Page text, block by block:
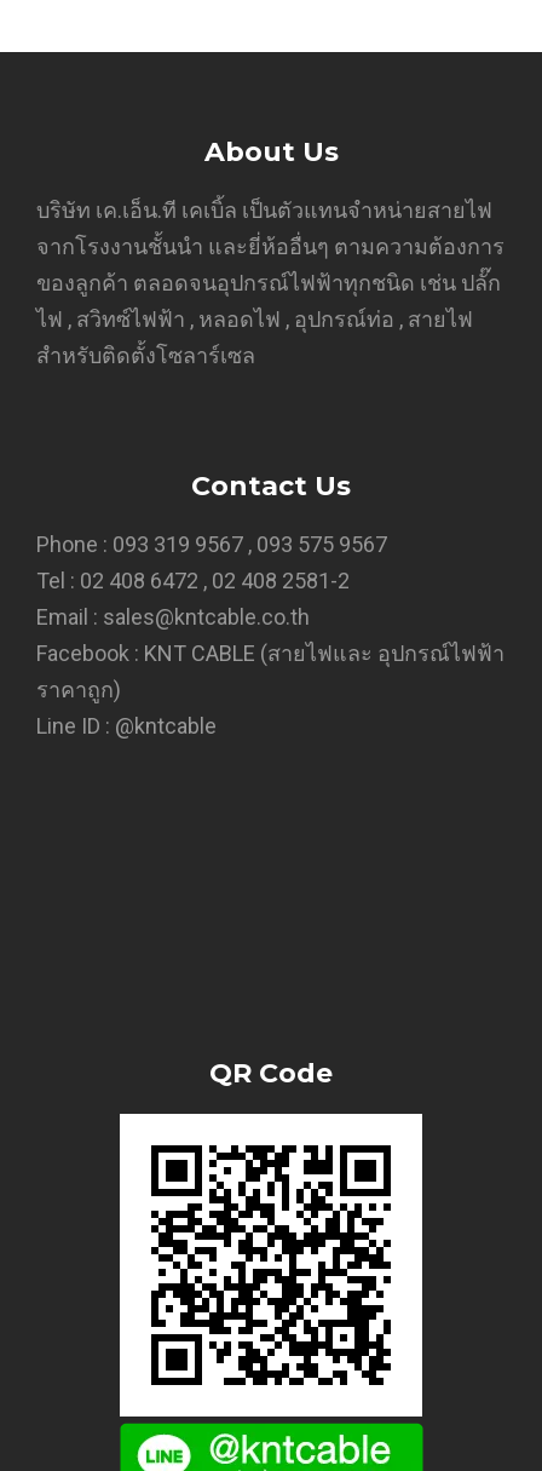
About Us
บริษัท เค.เอ็น.ที เคเบิ้ล เป็นตัวแทนจำหน่ายสายไฟ
จากโรงงานชั้นนำ และยี่ห้ออื่นๆ ตามความต้องการ
ของลูกค้า ตลอดจนอุปกรณ์ไฟฟ้าทุกชนิด เช่น ปลั๊ก
ไฟ , สวิทซ์ไฟฟ้า , หลอดไฟ , อุปกรณ์ท่อ , สายไฟ
สำหรับติดตั้งโซลาร์เซล
Contact Us
Phone : 093 319 9567 , 093 575 9567
Tel : 02 408 6472 , 02 408 2581-2
Email : sales@kntcable.co.th
Facebook : KNT CABLE (สายไฟและ อุปกรณ์ไฟฟ้า
ราคาถูก)
Line ID : @kntcable
QR Code